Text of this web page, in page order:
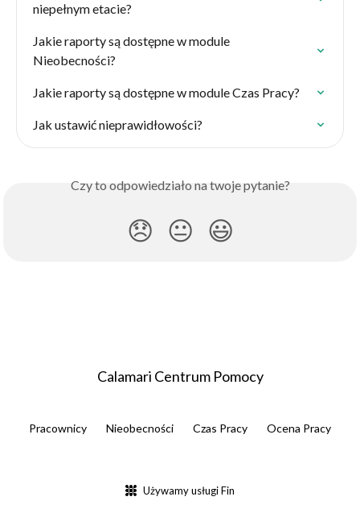
niepełnym etacie?
Jakie raporty są dostępne w module
Nieobecności?
Jakie raporty są dostępne w module Czas Pracy?
Jak ustawić nieprawidłowości?
Czy to odpowiedziało na twoje pytanie?
😞 😐 😃
Calamari Centrum Pomocy
Pracownicy Nieobecności Czas Pracy Ocena Pracy
Używamy usługi Fin